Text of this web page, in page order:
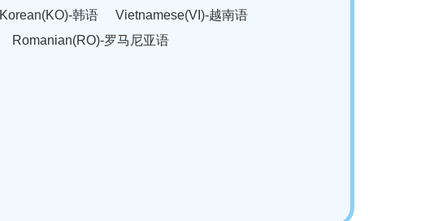
Korean(KO)-韩语
Vietnamese(VI)-越南语
Romanian(RO)-罗马尼亚语